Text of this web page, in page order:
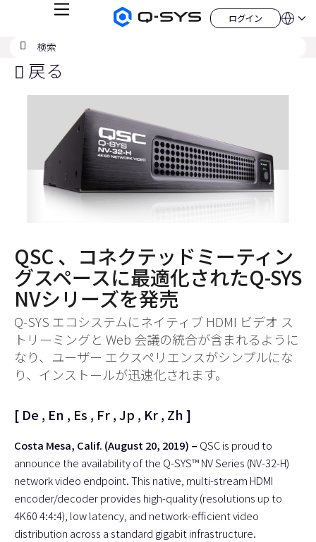
Q-
製
品
ホ
ー
ム
ペ
ー
ジ
メ
ュ
ー
ログイン
ロ
グ
言
QSYS.com (English)
India (English)
Deutsch
Español
China (中文)
の
戻る
QSC 、コネクテッドミーティン
グスペースに最適化されたQ-SYS
NVシリーズを発売
Q-SYS エコシステムにネイティブ HDMI ビデオ ス
トリーミングと Web 会議の統合が含まれるように
なり、ユーザー エクスペリエンスがシンプルにな
り、インストールが迅速化されます。
[ De, En , Es , Fr,Jp , Kr, Zh]
Costa Mesa, Calif. (August 20, 2019) – QSC is proud to
announce the availability of the Q-SYS™ NV Series (NV-32-H)
network video endpoint. This native, multi-stream HDMI
encoder/decoder provides high-quality (resolutions up to
4K60 4:4:4), low latency, and network-efficient video
distribution across a standard gigabit infrastructure.